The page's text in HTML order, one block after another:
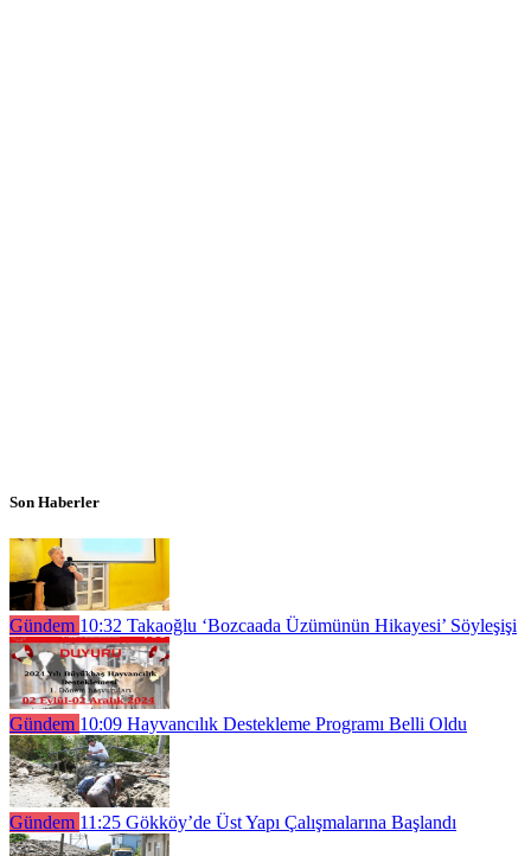
Son Haberler
Gündem 10:32 Takaoğlu ‘Bozcaada Üzümünün Hikayesi’ Söyleşişi
Gündem 10:09 Hayvancılık Destekleme Programı Belli Oldu
Gündem 11:25 Gökköy’de Üst Yapı Çalışmalarına Başlandı